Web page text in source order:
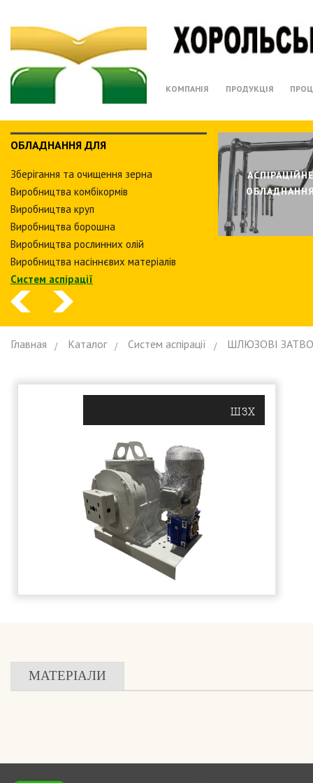
КОМПАНІЯ ПРОДУКЦІЯ
ОБЛАДНАННЯ ДЛЯ
Зберiгання та очищення зерна
Виробництва комбiкормiв
Виробництва круп
Виробництва борошна
Виробництва рослинних олiй
Виробництва насіннєвих матеріалів
Систем аспiрацiї
Главная Каталог Систем аспiрацiї ШЛЮЗОВI
ШЗХ
МАТЕРІАЛИ